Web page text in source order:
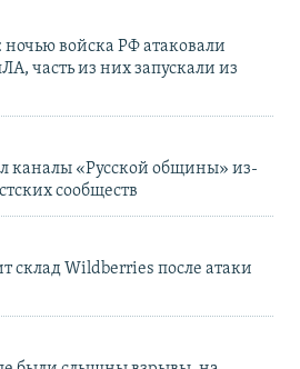
войска РФ атаковали
часть из них запускали из
каналы «Русской общины» из-
сообществ
склад Wildberries после атаки